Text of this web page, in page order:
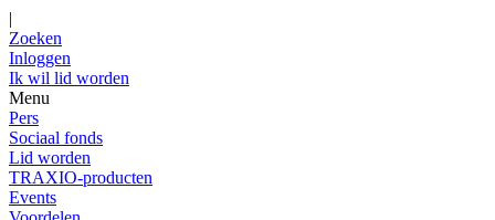
|
Zoeken
Inloggen
Ik wil lid worden
Menu
Pers
Sociaal fonds
Lid worden
TRAXIO-producten
Events